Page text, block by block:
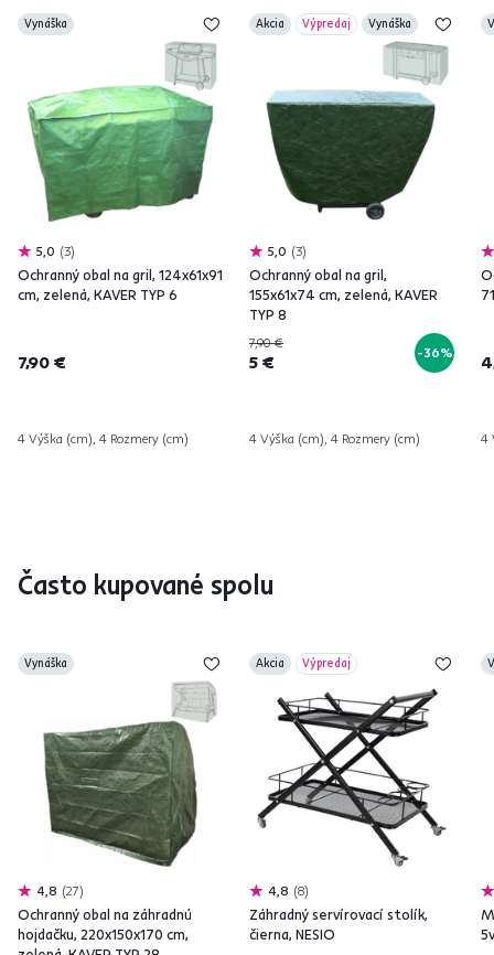
Vynáška
5,0 3
Ochranný obal na gril, 124x61x91
cm, zelená, KAVER TYP 6
7,90 €
4 Výška (cm), 4 Rozmery (cm)
Akcia Výpredaj Vynáška
5,0 3
Ochranný obal na gril,
155x61x74 cm, zelená, KAVER
TYP 8
7,90 €
5 € -36%
4 Výška (cm), 4 Rozmery (cm) 4
Často kupované spolu
Vynáška
4,8 27
Ochranný obal na záhradnú
hojdačku, 220x150x170 cm,
Akcia Výpredaj
4,8 8
Záhradný servírovací stolík,
čierna, NESIO